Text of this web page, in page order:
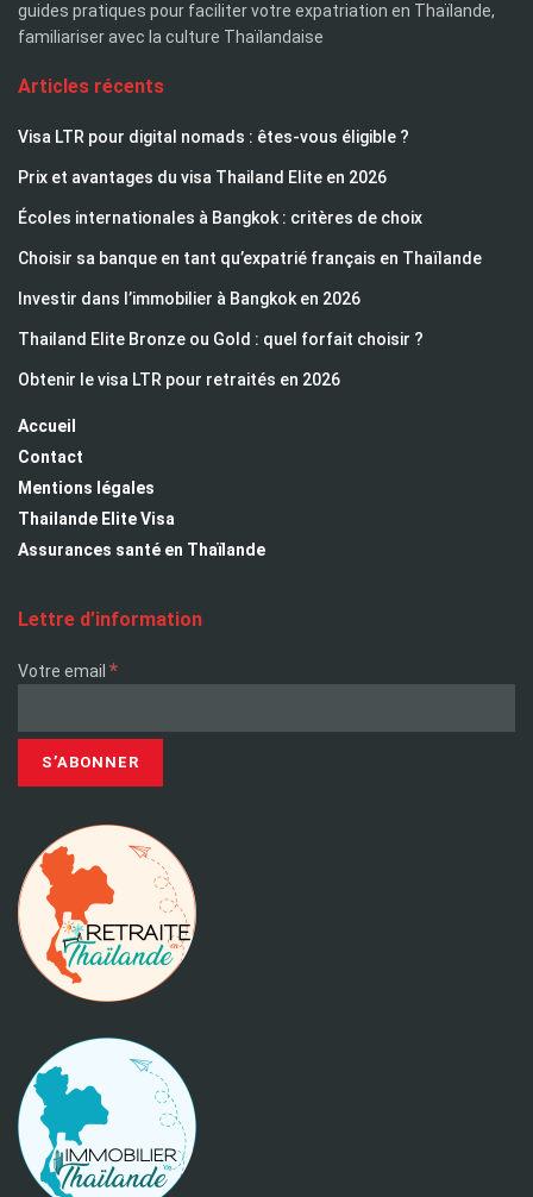
guides pratiques pour faciliter votre expatriation en Thaïlande,
familiariser avec la culture Thaïlandaise
Articles récents
Visa LTR pour digital nomads : êtes-vous éligible ?
Prix et avantages du visa Thailand Elite en 2026
Écoles internationales à Bangkok : critères de choix
Choisir sa banque en tant qu’expatrié français en Thaïlande
Investir dans l’immobilier à Bangkok en 2026
Thailand Elite Bronze ou Gold : quel forfait choisir ?
Obtenir le visa LTR pour retraités en 2026
Accueil
Contact
Mentions légales
Thailande Elite Visa
Assurances santé en Thaïlande
Lettre d’information
Votre email *